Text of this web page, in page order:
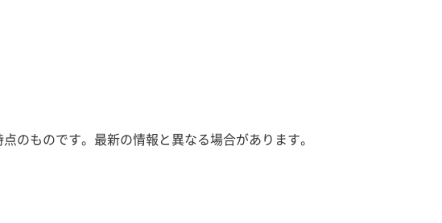
のものです。最新の情報と異なる場合があります。